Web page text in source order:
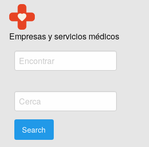
Acreme empresas salud Médica
Empresas y servicios médicos